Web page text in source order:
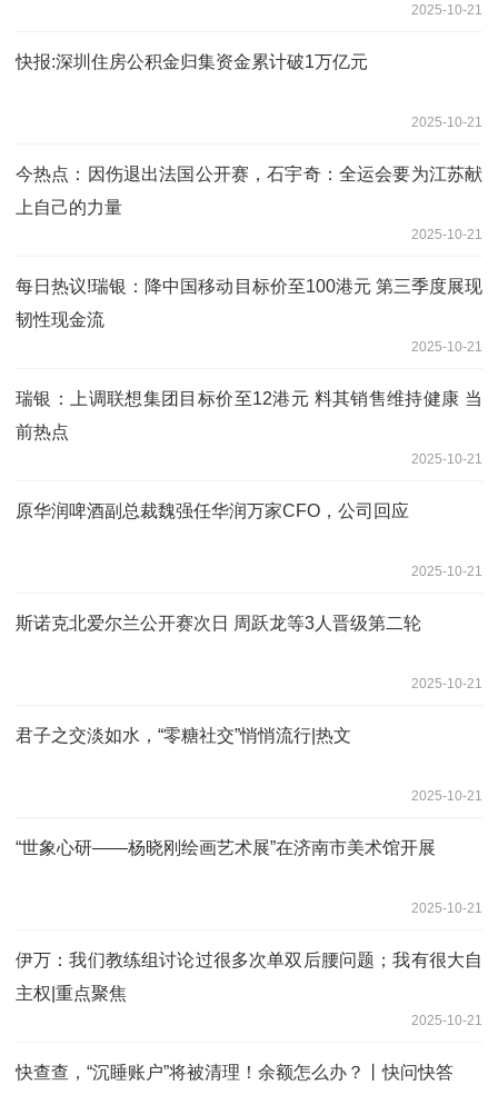
2025-10-21
快报:深圳住房公积金归集资金累计破1万亿元
2025-10-21
今热点：因伤退出法国公开赛，石宇奇：全运会要为江苏献
上自己的力量
2025-10-21
每日热议!瑞银：降中国移动目标价至100港元 第三季度展现
韧性现金流
2025-10-21
瑞银：上调联想集团目标价至12港元 料其销售维持健康 当
前热点
2025-10-21
原华润啤酒副总裁魏强任华润万家CFO，公司回应
2025-10-21
斯诺克北爱尔兰公开赛次日 周跃龙等3人晋级第二轮
2025-10-21
君子之交淡如水，“零糖社交”悄悄流行|热文
2025-10-21
“世象心研——杨晓刚绘画艺术展”在济南市美术馆开展
2025-10-21
伊万：我们教练组讨论过很多次单双后腰问题；我有很大自
主权|重点聚焦
2025-10-21
快查查，“沉睡账户”将被清理！余额怎么办？丨快问快答